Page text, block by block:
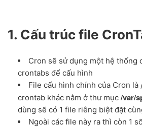
1. Cấu trúc file
Cron sẽ sử dụng một hệ thống
crontabs để cấu hình
File cấu hình chính của Cron
crontab khác nằm ở thư mục /var/
dùng sẽ có 1 file riêng biệt đặt
Ngoài các file này ra thì còn 1